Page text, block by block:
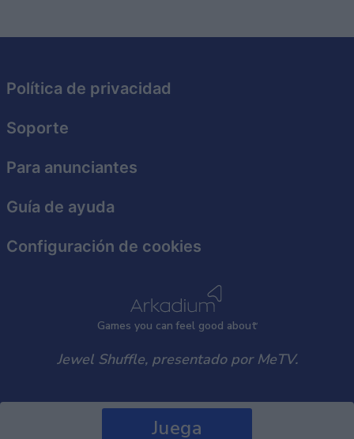
Juega
Games you can feel good about
Política de privacidad
Soporte
Para anunciantes
Guía de ayuda
Configuración de cookies
Jewel Shuffle, presentado por MeTV.